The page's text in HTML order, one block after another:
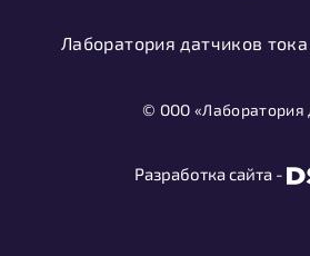
Лаборатория датчиков
© ООО «Лаборатория
Разработка сайта -